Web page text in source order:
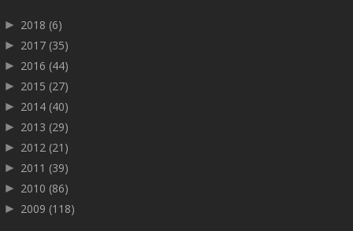
► 2018 (6)
► 2017 (35)
► 2016 (44)
► 2015 (27)
► 2014 (40)
► 2013 (29)
► 2012 (21)
► 2011 (39)
► 2010 (86)
► 2009 (118)